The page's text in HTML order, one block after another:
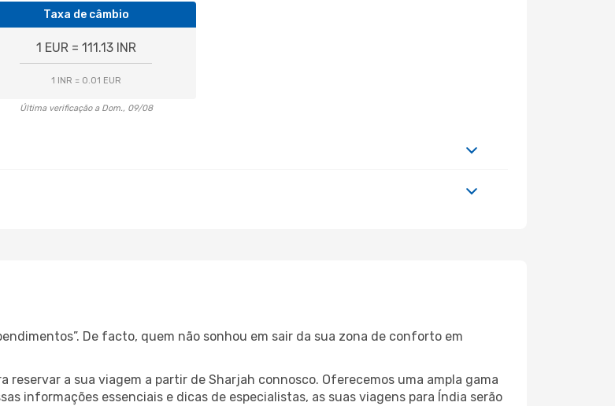
Taxa de câmbio
1 EUR = 111.13 INR
1 INR = 0.01 EUR
Última verificação a Dom., 09/08
De facto, quem não sonhou em sair da sua zona de conforto em
a sua viagem a partir de Sharjah connosco. Oferecemos uma ampla gama
informações essenciais e dicas de especialistas, as suas viagens para Índia serão